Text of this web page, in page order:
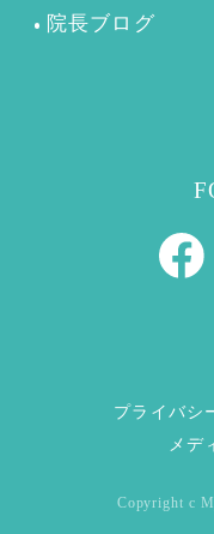
院長ブログ
プライバシ
メデ
Copyright c